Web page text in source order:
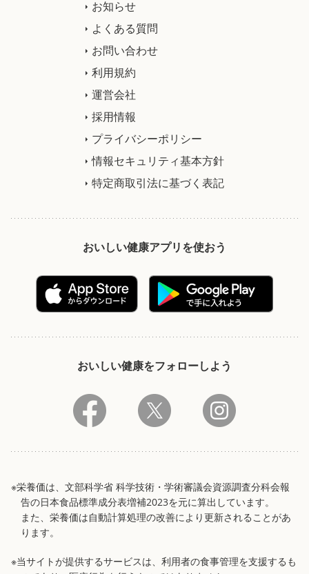
お知らせ
よくある質問
お問い合わせ
利用規約
運営会社
採用情報
プライバシーポリシー
情報セキュリティ基本方針
特定商取引法に基づく表記
おいしい健康アプリを使おう
おいしい健康をフォローしよう
※栄養価は、文部科学省 科学技術・学術審議会資源調査分科会報
告の日本食品標準成分表増補2023を元に算出しています。
また、栄養価は自動計算処理の改善により更新されることがあ
ります。
※当サイトが提供するサービスは、利用者の食事管理を支援するも